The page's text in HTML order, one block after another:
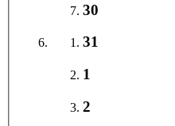
30
31
1
2